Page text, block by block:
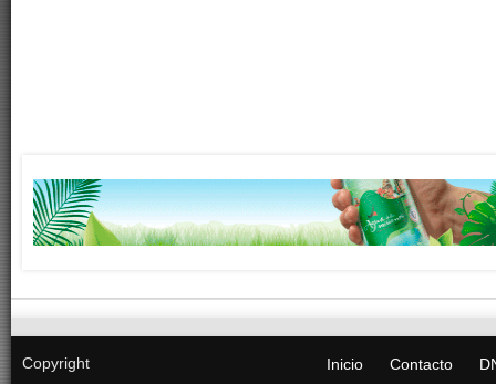
Copyright Inicio Contacto